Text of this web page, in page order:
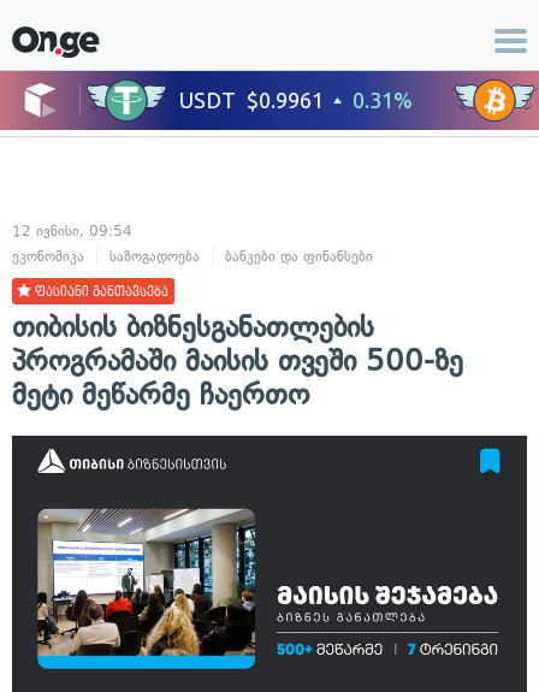
12 ივნისი, 09:54
ეკონომიკა
საზოგადოება ბანკები და ფინანსები
ფასიანი განთავსება
თიბისის ბიზნესგანათლების
პროგრამაში მაისის თვეში 500-ზე
მეტი მეწარმე ჩაერთო